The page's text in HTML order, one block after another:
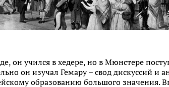
он учился в хедере, но в Мюнстере
он изучал Гемару – свод дискуссий
образованию большого значения.